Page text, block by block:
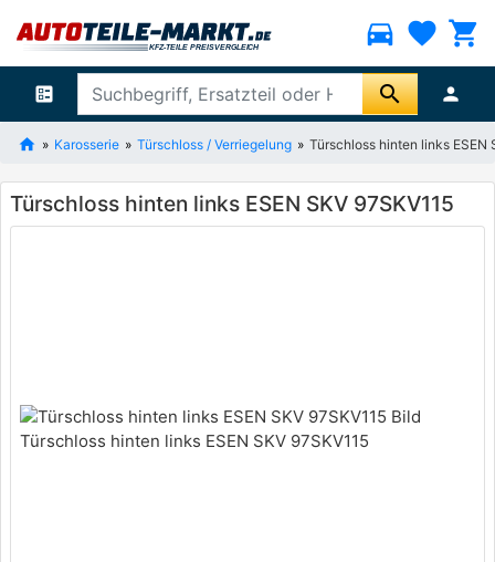
directions_car favorite shopping_cart
ballot search person
Karosserie Türschloss / Verriegelung Türschloss hinten links ESEN
Türschloss hinten links ESEN SKV 97SKV115